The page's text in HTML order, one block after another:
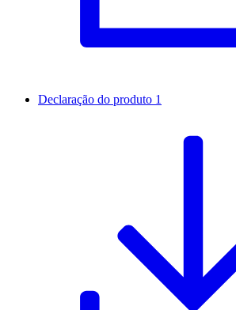
Declaração do produto 1